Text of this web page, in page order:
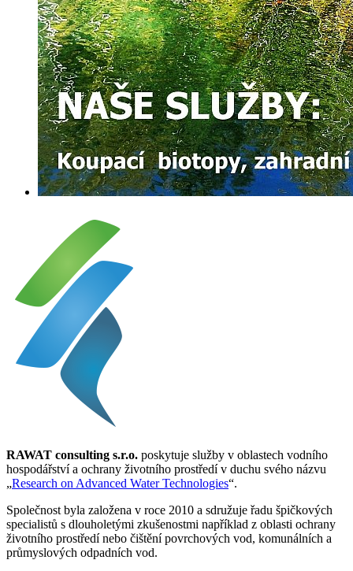
RAWAT consulting s.r.o. poskytuje služby v oblastech vodního
hospodářství a ochrany životního prostředí v duchu svého názvu
„Research on Advanced Water Technologies“.
Společnost byla založena v roce 2010 a sdružuje řadu špičkových
specialistů s dlouholetými zkušenostmi například z oblasti ochrany
životního prostředí nebo čištění povrchových vod, komunálních a
průmyslových odpadních vod.